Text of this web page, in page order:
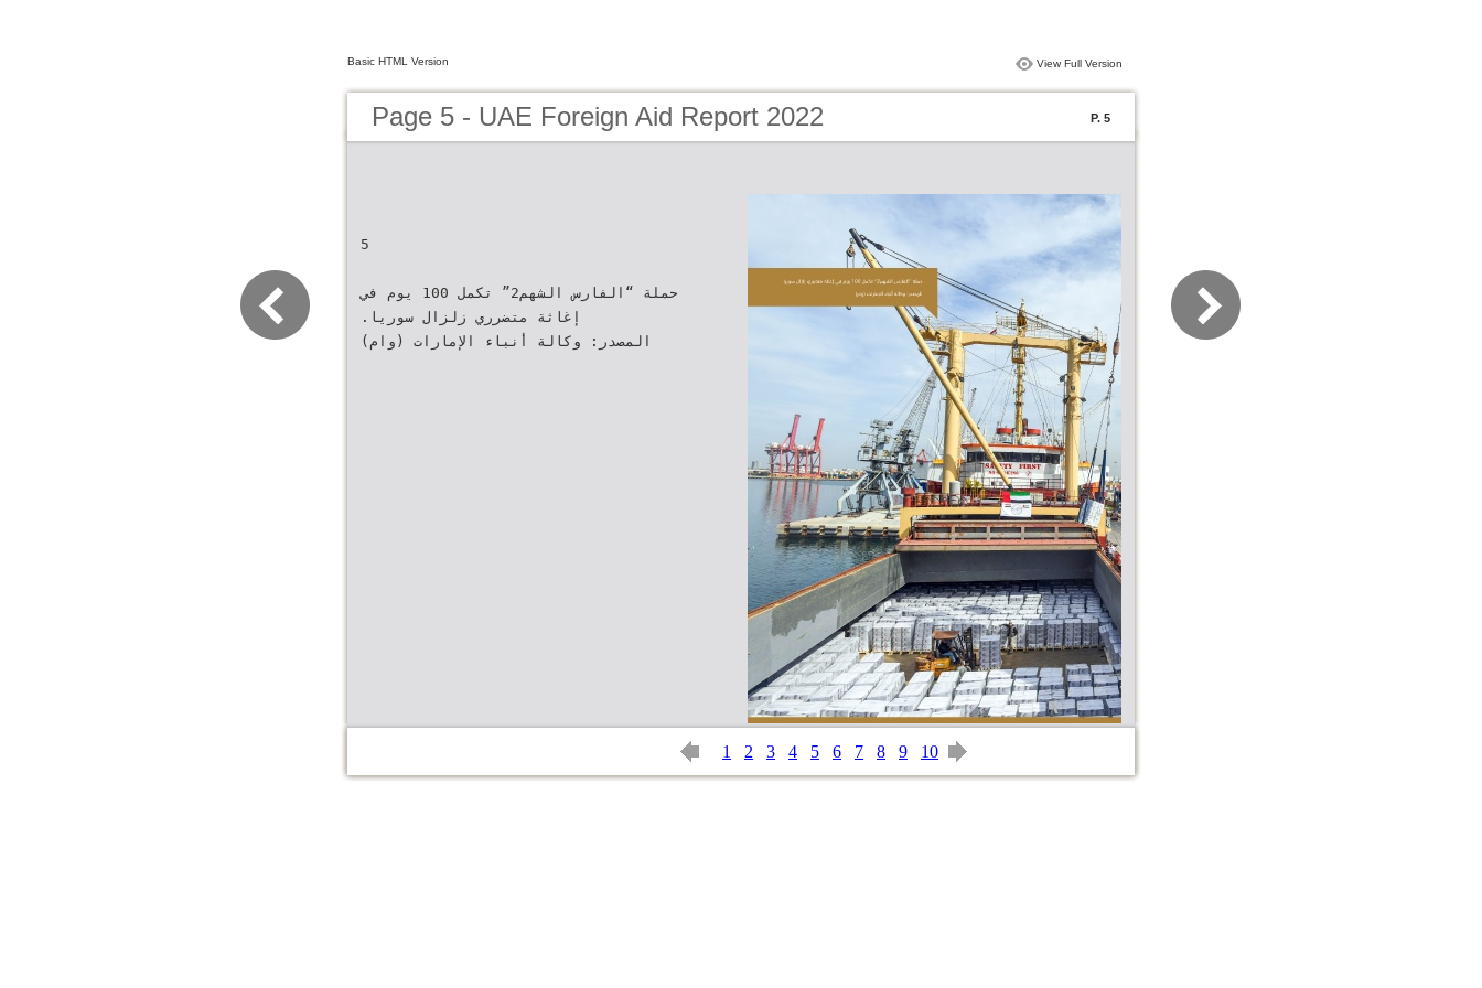
Basic HTML Version View Full Version
Page 5 - UAE Foreign Aid Report 2022 P. 5
‫‪5‬‬
‫حملة “الفارس الشهم‪ ”2‬تكمل ‪ 100‬يوم في
إغاثة متضرري زلزال سوريا‪.‬‬
1 2 3 4 5 6 7 8 9 10